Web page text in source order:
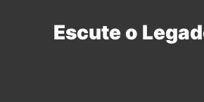
Escute o